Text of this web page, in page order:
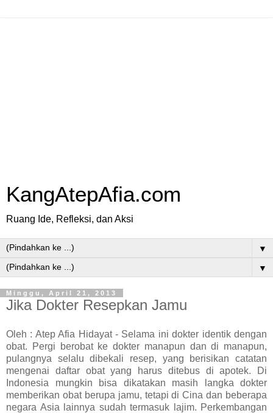
KangAtepAfia.com
Ruang Ide, Refleksi, dan Aksi
▼
▼
Minggu, April 21, 2013
Jika Dokter Resepkan Jamu
Oleh : Atep Afia Hidayat - Selama ini dokter identik dengan
obat. Pergi berobat ke dokter manapun dan di manapun,
pulangnya selalu dibekali resep, yang berisikan catatan
mengenai daftar obat yang harus ditebus di apotek. Di
Indonesia mungkin bisa dikatakan masih langka dokter
memberikan obat berupa jamu, tetapi di Cina dan beberapa
negara Asia lainnya sudah termasuk lajim. Perkembangan